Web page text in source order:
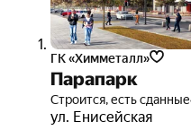
ГК «Химметалл»
Парапарк
Строится, есть сданные
ул. Енисейская